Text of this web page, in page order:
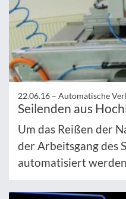
22.06.16 – Automatische
Seilenden aus
Um das Reißen der
der Arbeitsgang des
automatisiert